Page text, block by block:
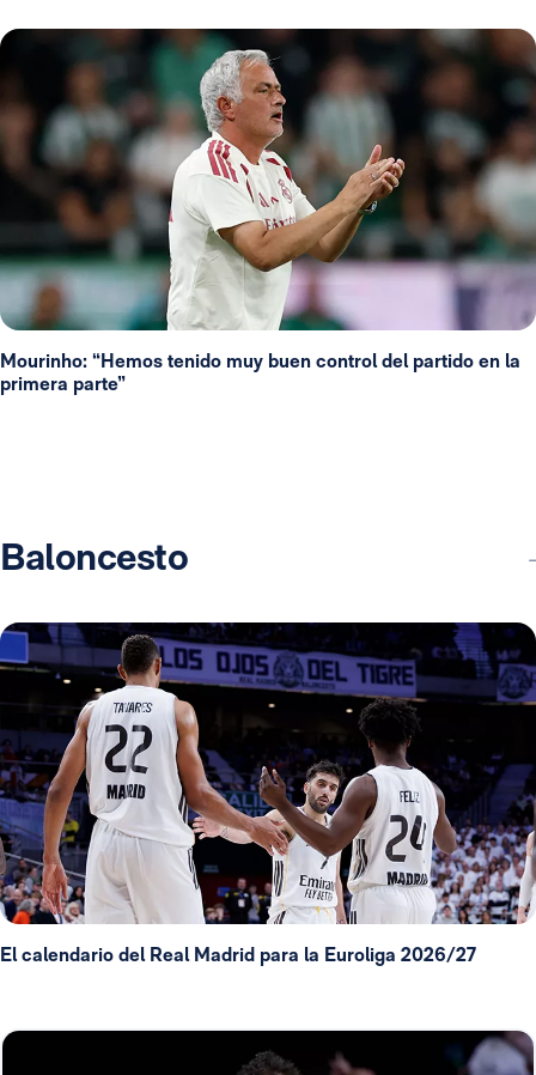
Mourinho: “Hemos tenido muy buen control del partido en la
primera parte”
Baloncesto
El calendario del Real Madrid para la Euroliga 2026/27